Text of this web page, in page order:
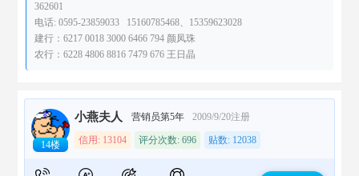
362601
电话: 0595-23859033 15160785468、15359623028
建行：6217 0018 3000 6466 794 颜凤珠
农行：6228 4806 8816 7479 676 王日晶
14楼
小燕夫人 营销员第5年 2009/9/20注册
信用: 13104 评分次数: 696 贴数: 12038